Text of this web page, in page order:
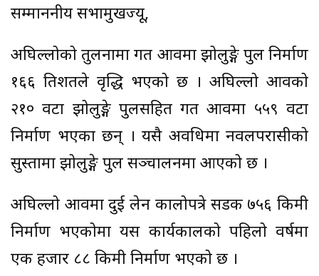
सम्माननीय सभामुखज्यू,
अघिल्लोको तुलनामा गत आवमा झोलुङ्गे पुल निर्माण
१६६ प्रतिशतले वृद्धि भएको छ । अघिल्लो आवको
२१० वटा झोलुङ्गे पुलसहित गत आवमा ५५९ वटा
निर्माण भएका छन् । यसै अवधिमा नवलपरासीको
सुस्तामा झोलुङ्गे पुल सञ्चालनमा आएको छ ।
अघिल्लो आवमा दुई लेन कालोपत्रे सडक ७५६ किमी
निर्माण भएकोमा यस कार्यकालको पहिलो वर्षमा
एक हजार ८८ किमी निर्माण भएको छ ।